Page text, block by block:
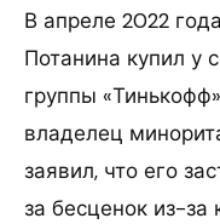
В апреле 2022
Потанина купил у
группы
владелец
заявил, что его
за бесценок из-за